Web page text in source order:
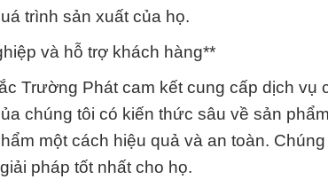
trình sản xuất của họ.
và hỗ trợ khách hàng**
Trường Phát cam kết cung cấp dịch
chúng tôi có kiến thức sâu về sản
một cách hiệu quả và an toàn.
pháp tốt nhất cho họ.